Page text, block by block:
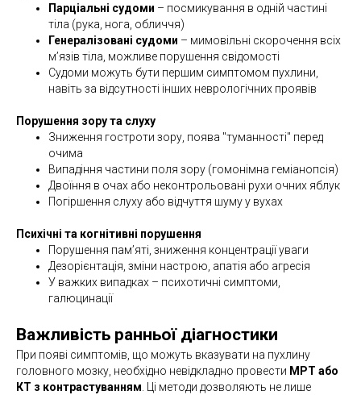
Парціальні судоми – посмикування в одній частині
тіла (рука, нога, обличчя)
Генералізовані судоми – мимовільні скорочення всіх
м’язів тіла, можливе порушення свідомості
Судоми можуть бути першим симптомом пухлини,
навіть за відсутності інших неврологічних проявів
Порушення зору та слуху
Зниження гостроти зору, поява "туманності" перед
очима
Випадіння частини поля зору (гомонімна геміанопсія)
Двоїння в очах або неконтрольовані рухи очних яблук
Погіршення слуху або відчуття шуму у вухах
Психічні та когнітивні порушення
Порушення пам’яті, зниження концентрації уваги
Дезорієнтація, зміни настрою, апатія або агресія
У важких випадках – психотичні симптоми,
галюцинації
Важливість ранньої діагностики
При появі симптомів, що можуть вказувати на пухлину
головного мозку, необхідно невідкладно провести МРТ або
КТ з контрастуванням . Ці методи дозволяють не лише